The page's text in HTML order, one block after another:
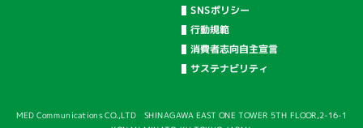
SNSポリシー
行動規範
消費者志向自主宣言
サステナビリティ
MED Communications CO.,LTD SHINAGAWA EAST ONE TOWER 5TH FLOOR,2-16-1